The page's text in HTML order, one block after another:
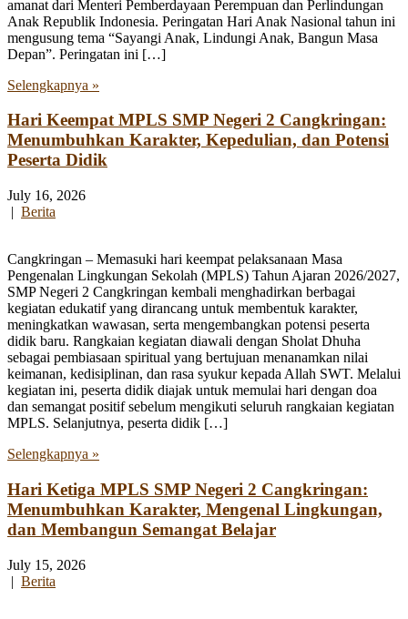
amanat dari Menteri Pemberdayaan Perempuan dan Perlindungan
Anak Republik Indonesia. Peringatan Hari Anak Nasional tahun ini
mengusung tema “Sayangi Anak, Lindungi Anak, Bangun Masa
Depan”. Peringatan ini […]
Selengkapnya »
Hari Keempat MPLS SMP Negeri 2 Cangkringan:
Menumbuhkan Karakter, Kepedulian, dan Potensi
Peserta Didik
July 16, 2026
| Berita
Cangkringan – Memasuki hari keempat pelaksanaan Masa
Pengenalan Lingkungan Sekolah (MPLS) Tahun Ajaran 2026/2027,
SMP Negeri 2 Cangkringan kembali menghadirkan berbagai
kegiatan edukatif yang dirancang untuk membentuk karakter,
meningkatkan wawasan, serta mengembangkan potensi peserta
didik baru. Rangkaian kegiatan diawali dengan Sholat Dhuha
sebagai pembiasaan spiritual yang bertujuan menanamkan nilai
keimanan, kedisiplinan, dan rasa syukur kepada Allah SWT. Melalui
kegiatan ini, peserta didik diajak untuk memulai hari dengan doa
dan semangat positif sebelum mengikuti seluruh rangkaian kegiatan
MPLS. Selanjutnya, peserta didik […]
Selengkapnya »
Hari Ketiga MPLS SMP Negeri 2 Cangkringan:
Menumbuhkan Karakter, Mengenal Lingkungan,
dan Membangun Semangat Belajar
July 15, 2026
| Berita